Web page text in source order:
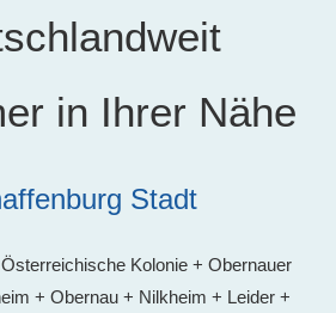
in Ihrer Nähe
Stadt
Kolonie + Obernauer
+ Obernau + Nilkheim + Leider +